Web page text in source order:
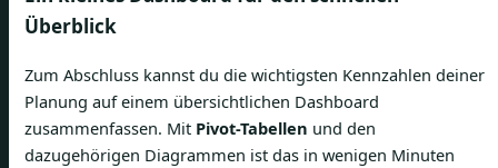
Überblick
Zum Abschluss kannst du die wichtigsten Kennzahlen deiner
Planung auf einem übersichtlichen Dashboard
zusammenfassen. Mit Pivot-Tabellen und den
dazugehörigen Diagrammen ist das in wenigen Minuten